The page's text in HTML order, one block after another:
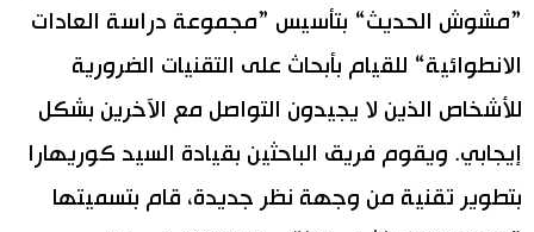
”مشوش الحديث“ بتأسيس ”مجموعة دراسة العادات
الانطوائية“ للقيام بأبحاث على التقنيات الضرورية
للأشخاص الذين لا يجيدون التواصل مع الآخرين بشكل
إيجابي. ويقوم فريق الباحثين بقيادة السيد كوريهارا
بتطوير تقنية من وجهة نظر جديدة، قام بتسميتها